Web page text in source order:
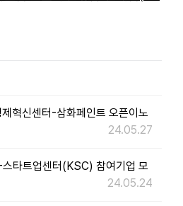
혁신센터-삼화페인트 오픈이노
24.05.27
타트업센터(KSC) 참여기업 모
24.05.24